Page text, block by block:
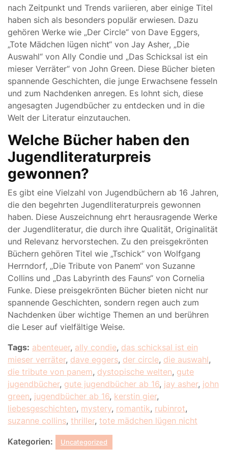
nach Zeitpunkt und Trends variieren, aber einige Titel
haben sich als besonders populär erwiesen. Dazu
gehören Werke wie „Der Circle“ von Dave Eggers,
„Tote Mädchen lügen nicht“ von Jay Asher, „Die
Auswahl“ von Ally Condie und „Das Schicksal ist ein
mieser Verräter“ von John Green. Diese Bücher bieten
spannende Geschichten, die junge Erwachsene fesseln
und zum Nachdenken anregen. Es lohnt sich, diese
angesagten Jugendbücher zu entdecken und in die
Welt der Literatur einzutauchen.
Welche Bücher haben den
Jugendliteraturpreis
gewonnen?
Es gibt eine Vielzahl von Jugendbüchern ab 16 Jahren,
die den begehrten Jugendliteraturpreis gewonnen
haben. Diese Auszeichnung ehrt herausragende Werke
der Jugendliteratur, die durch ihre Qualität, Originalität
und Relevanz hervorstechen. Zu den preisgekrönten
Büchern gehören Titel wie „Tschick“ von Wolfgang
Herrndorf, „Die Tribute von Panem“ von Suzanne
Collins und „Das Labyrinth des Fauns“ von Cornelia
Funke. Diese preisgekrönten Bücher bieten nicht nur
spannende Geschichten, sondern regen auch zum
Nachdenken über wichtige Themen an und berühren
die Leser auf vielfältige Weise.
Tags: abenteuer, ally condie, das schicksal ist ein
mieser verräter, dave eggers, der circle, die auswahl,
die tribute von panem, dystopische welten, gute
jugendbücher, gute jugendbücher ab 16, jay asher, john
green, jugendbücher ab 16, kerstin gier,
liebesgeschichten, mystery, romantik, rubinrot,
suzanne collins, thriller, tote mädchen lügen nicht
Kategorien: Uncategorized